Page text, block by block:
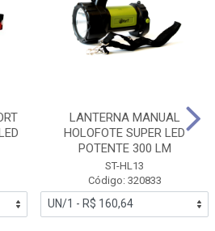
LANTERNA MANUAL
HOLOFOTE SUPER LED
POTENTE 300 LM
ST-HL13
Código: 320833